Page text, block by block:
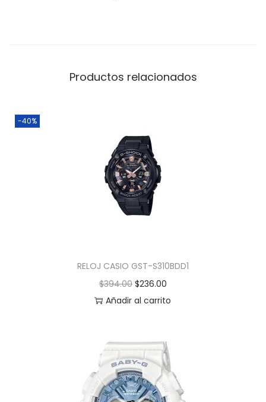
Productos relacionados
-40%
RELOJ CASIO GST-S310BDD1
$394.00 $236.00
Añadir al carrito